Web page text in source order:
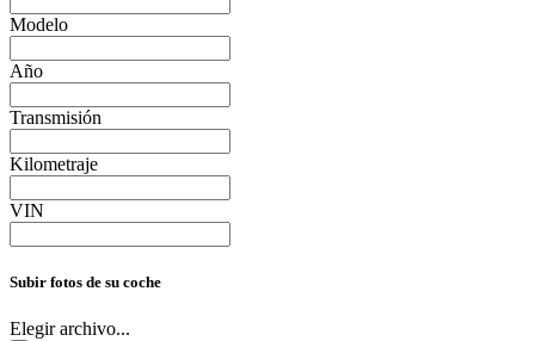
Modelo
Año
Transmisión
Kilometraje
VIN
Subir fotos de su coche
Elegir archivo...